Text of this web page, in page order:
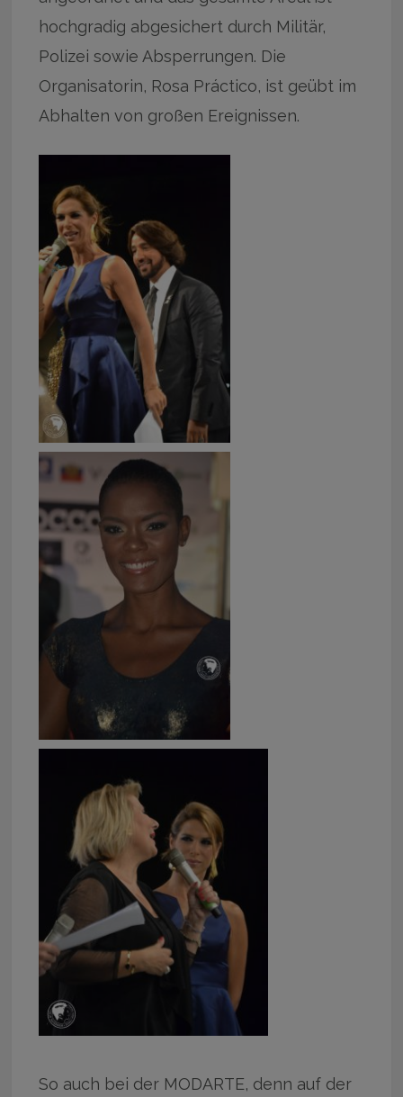
hochgradig abgesichert durch Militär,
Polizei sowie Absperrungen. Die
Organisatorin, Rosa Práctico, ist geübt im
Abhalten von großen Ereignissen.
So auch bei der MODARTE, denn auf der